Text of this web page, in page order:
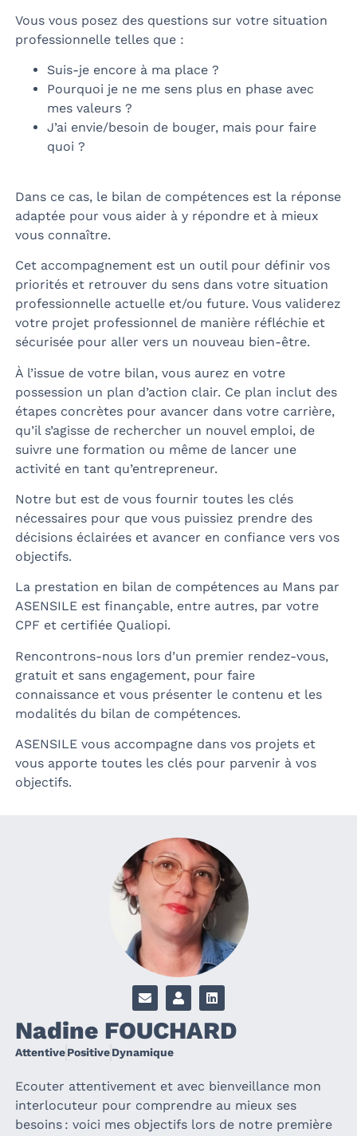
Vous vous posez des questions sur votre situation
professionnelle telles que :
Suis-je encore à ma place ?
Pourquoi je ne me sens plus en phase avec
mes valeurs ?
J’ai envie/besoin de bouger, mais pour faire
quoi ?
Dans ce cas, le bilan de compétences est la réponse
adaptée pour vous aider à y répondre et à mieux
vous connaître.
Cet accompagnement est un outil pour définir vos
priorités et retrouver du sens dans votre situation
professionnelle actuelle et/ou future. Vous validerez
votre projet professionnel de manière réfléchie et
sécurisée pour aller vers un nouveau bien-être.
À l’issue de votre bilan, vous aurez en votre
possession un plan d’action clair. Ce plan inclut des
étapes concrètes pour avancer dans votre carrière,
qu’il s’agisse de rechercher un nouvel emploi, de
suivre une formation ou même de lancer une
activité en tant qu’entrepreneur.
Notre but est de vous fournir toutes les clés
nécessaires pour que vous puissiez prendre des
décisions éclairées et avancer en confiance vers vos
objectifs.
La prestation en bilan de compétences au Mans par
ASENSILE est finançable, entre autres, par votre
CPF et certifiée Qualiopi.
Rencontrons-nous lors d’un premier rendez-vous,
gratuit et sans engagement, pour faire
connaissance et vous présenter le contenu et les
modalités du bilan de compétences.
ASENSILE vous accompagne dans vos projets et
vous apporte toutes les clés pour parvenir à vos
objectifs.
Nadine FOUCHARD
AttentivePositiveDynamique
Ecouter attentivementet avec bienveillancemon
interlocuteur pour comprendre au mieux ses
besoins: voici mes objectifs lors de notre première